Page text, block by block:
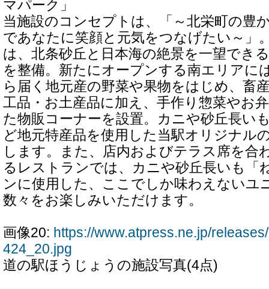
マパーク」
当施設のコンセプトは、「～北栄町の豊
であなたに笑顔と元気をつなげたい～」
は、北条砂丘と日本海の絶景を一望でき
を整備。新たにオープンする南エリアに
ら届く地元産の野菜や果物をはじめ、畜
工品・お土産品に加え、手作り惣菜やお
た物販コーナーを設置。カニや砂丘長い
ど地元特産品を使用した当駅オリジナル
します。また、店内およびテラス席を合
るレストランでは、カニや砂丘長いも「
ンに使用した、ここでしか味わえないユ
数々をお楽しみいただけます。
画像20: https://www.atpress.ne.jp/
424_20.jpg
道の駅ほうじょうの施設写真(4点)